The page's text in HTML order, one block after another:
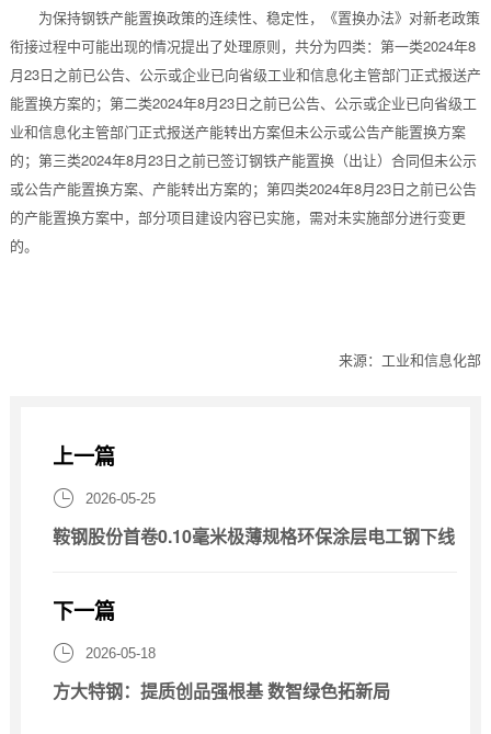
为保持钢铁产能置换政策的连续性、稳定性，《置换办法》对新老政策
衔接过程中可能出现的情况提出了处理原则，共分为四类：第一类2024年8
月23日之前已公告、公示或企业已向省级工业和信息化主管部门正式报送产
能置换方案的；第二类2024年8月23日之前已公告、公示或企业已向省级工
业和信息化主管部门正式报送产能转出方案但未公示或公告产能置换方案
的；第三类2024年8月23日之前已签订钢铁产能置换（出让）合同但未公示
或公告产能置换方案、产能转出方案的；第四类2024年8月23日之前已公告
的产能置换方案中，部分项目建设内容已实施，需对未实施部分进行变更
的。
来源：工业和信息化部
上一篇
 2026-05-25
鞍钢股份首卷0.10毫米极薄规格环保涂层电工钢下线
下一篇
 2026-05-18
方大特钢：提质创品强根基 数智绿色拓新局